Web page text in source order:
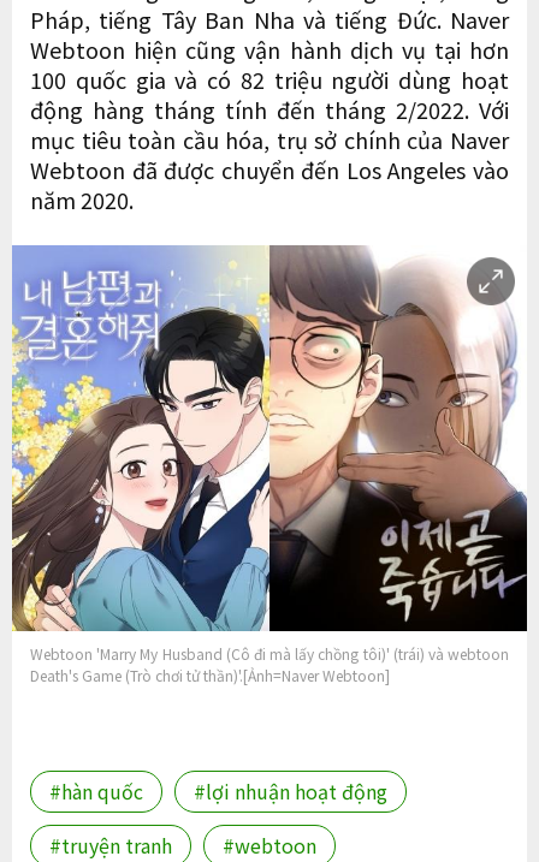
Pháp, tiếng Tây Ban Nha và tiếng Đức. Naver
Webtoon hiện cũng vận hành dịch vụ tại hơn
100 quốc gia và có 82 triệu người dùng hoạt
động hàng tháng tính đến tháng 2/2022. Với
mục tiêu toàn cầu hóa, trụ sở chính của Naver
Webtoon đã được chuyển đến Los Angeles vào
năm 2020.
Webtoon 'Marry My Husband (Cô đi mà lấy chồng tôi)' (trái) và webtoon
Death's Game (Trò chơi tử thần)'.[Ảnh=Naver Webtoon]
#hàn quốc
#lợi nhuận hoạt động
#truyện tranh
#webtoon